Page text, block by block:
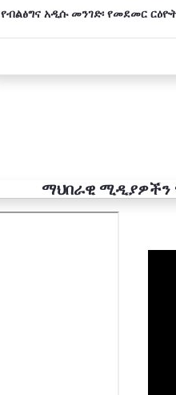
የብልፅግና አዲሱ መንገድ፡ የመደመር
ማህበራዊ ሚዲያዎችን